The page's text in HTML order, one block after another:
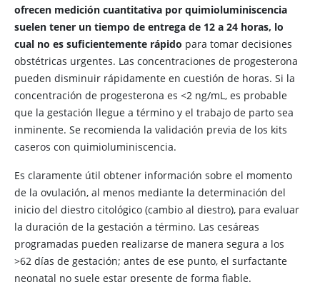
ofrecen medición cuantitativa por quimioluminiscencia
suelen tener un tiempo de entrega de 12 a 24 horas, lo
cual no es suficientemente rápido para tomar decisiones
obstétricas urgentes. Las concentraciones de progesterona
pueden disminuir rápidamente en cuestión de horas. Si la
concentración de progesterona es <2 ng/mL, es probable
que la gestación llegue a término y el trabajo de parto sea
inminente. Se recomienda la validación previa de los kits
caseros con quimioluminiscencia.
Es claramente útil obtener información sobre el momento
de la ovulación, al menos mediante la determinación del
inicio del diestro citológico (cambio al diestro), para evaluar
la duración de la gestación a término. Las cesáreas
programadas pueden realizarse de manera segura a los
>62 días de gestación; antes de ese punto, el surfactante
neonatal no suele estar presente de forma fiable.